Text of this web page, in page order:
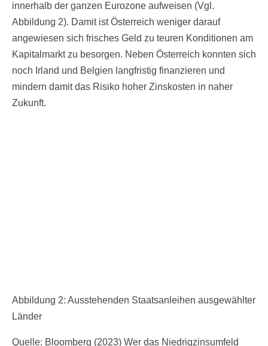
innerhalb der ganzen Eurozone aufweisen (Vgl.
Abbildung 2). Damit ist Österreich weniger darauf
angewiesen sich frisches Geld zu teuren Konditionen am
Kapitalmarkt zu besorgen. Neben Österreich konnten sich
noch Irland und Belgien langfristig finanzieren und
mindern damit das Risiko hoher Zinskosten in naher
Zukunft.
Abbildung 2: Ausstehenden Staatsanleihen ausgewählter
Länder
Quelle: Bloomberg (2023) Wer das Niedrigzinsumfeld